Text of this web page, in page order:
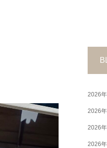
2026
2026
2026
2026